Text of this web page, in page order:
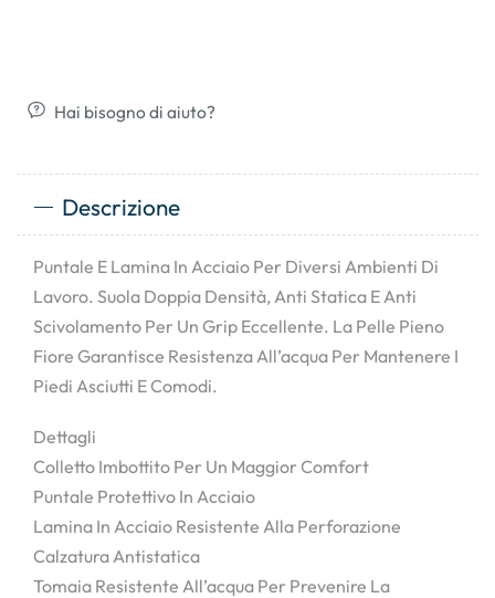
Hai bisogno di aiuto?
Descrizione
Puntale E Lamina In Acciaio Per Diversi Ambienti Di
Lavoro. Suola Doppia Densità, Anti Statica E Anti
Scivolamento Per Un Grip Eccellente. La Pelle Pieno
Fiore Garantisce Resistenza All’acqua Per Mantenere I
Piedi Asciutti E Comodi.
Dettagli
Colletto Imbottito Per Un Maggior Comfort
Puntale Protettivo In Acciaio
Lamina In Acciaio Resistente Alla Perforazione
Calzatura Antistatica
Tomaia Resistente All’acqua Per Prevenire La